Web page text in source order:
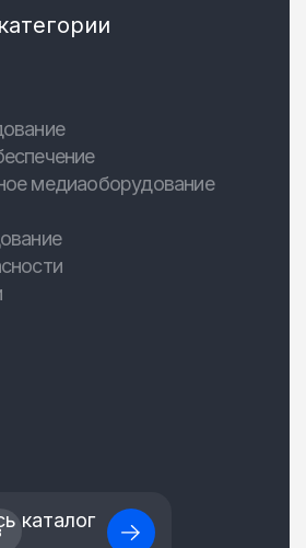
медиаоборудование
каталог